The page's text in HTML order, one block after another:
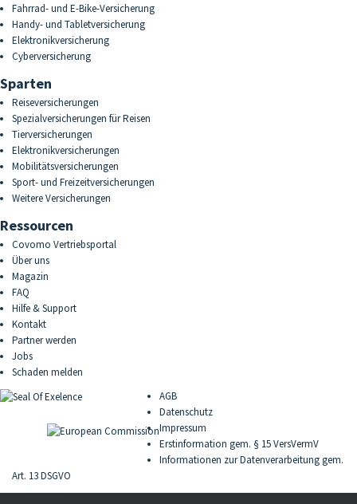
Fahrrad- und E-Bike-Versicherung
Handy- und Tabletversicherung
Elektronikversicherung
Cyberversicherung
Sparten
Reiseversicherungen
Spezialversicherungen für Reisen
Tierversicherungen
Elektronikversicherungen
Mobilitätsversicherungen
Sport- und Freizeitversicherungen
Weitere Versicherungen
Ressourcen
Covomo Vertriebsportal
Über uns
Magazin
FAQ
Hilfe & Support
Kontakt
Partner werden
Jobs
Schaden melden
AGB
Datenschutz
Impressum
Erstinformation gem. § 15 VersVermV
Informationen zur Datenverarbeitung gem.
Art. 13 DSGVO